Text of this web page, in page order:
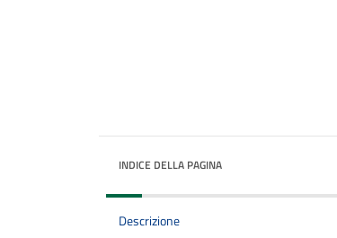
INDICE DELLA PAGINA
Descrizione